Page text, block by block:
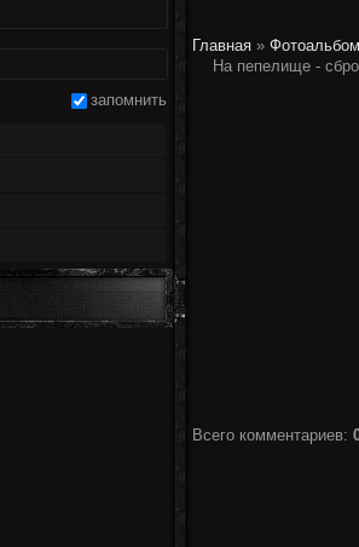
Главная » Фотоальбом
На пепелище -
Всего комментариев:
запомнить